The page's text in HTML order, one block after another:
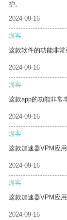
护。
2024-09-16
游客
这款软件的功能非常
2024-09-16
游客
这款app的功能非常
2024-09-16
游客
这款加速器VPM应
2024-09-16
游客
这款加速器VPM应
2024-09-16